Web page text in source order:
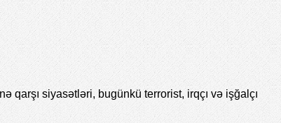
qarşı siyasətləri, bugünkü terrorist, irqçı və işğalçı